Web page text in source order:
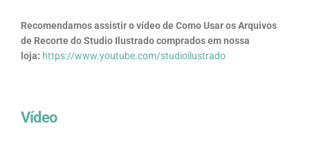
Recomendamos assistir o vídeo de Como Usar os Arquivos
de Recorte do Studio Ilustrado comprados em nossa
loja: https://www.youtube.com/studioilustrado
Vídeo